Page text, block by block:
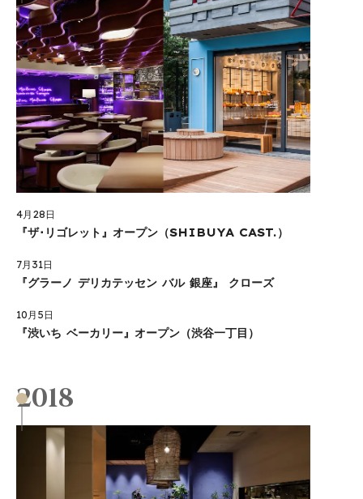
4月28日
『ザ･リゴレット』オープン（SHIBUYA CAST.）
7月31日
『グラーノ デリカテッセン バル 銀座』 クローズ
10月5日
『渋いち ベーカリー』オープン（渋谷一丁目）
2018